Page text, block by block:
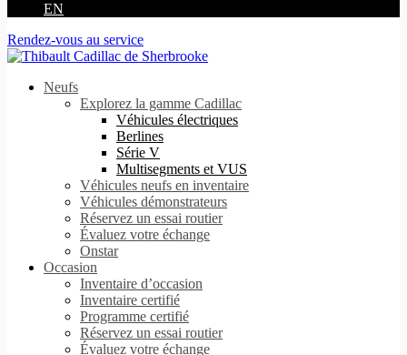
EN
Rendez-vous au service
Neufs
Explorez la gamme Cadillac
Véhicules électriques
Berlines
Série V
Multisegments et VUS
Véhicules neufs en inventaire
Véhicules démonstrateurs
Réservez un essai routier
Évaluez votre échange
Onstar
Occasion
Inventaire d’occasion
Inventaire certifié
Programme certifié
Réservez un essai routier
Évaluez votre échange